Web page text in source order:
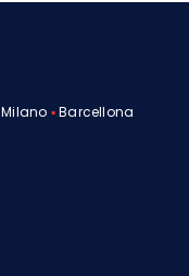
Milano ▪Barcellona